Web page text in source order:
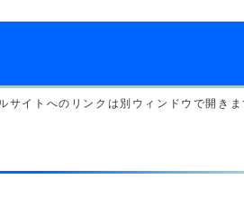
サイトへのリンクは別ウィンドウで開きま